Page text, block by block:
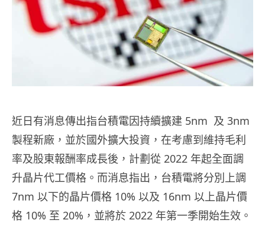
近日有消息傳出指台積電因持續擴建 5nm 及 3nm
製程新廠，並於國外擴大投資，在考慮到維持毛利
率及股東報酬率成長後，計劃從 2022 年起全面調
升晶片代工價格。而消息指出，台積電將分別上調
7nm 以下的晶片價格 10% 以及 16nm 以上晶片價
格 10% 至 20%，並將於 2022 年第一季開始生效。